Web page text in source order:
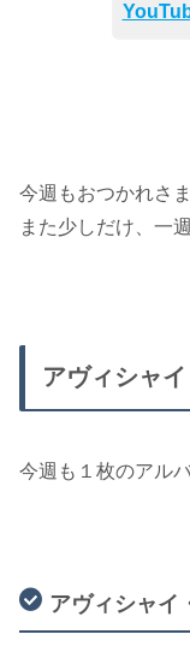
今週もおつかれさ
また少しだけ、一
アヴィシャ
今週も１枚のアル
アヴィシャイ